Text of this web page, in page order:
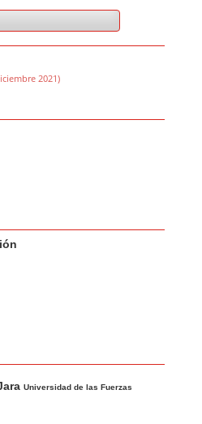
2021)
Universidad de las Fuerzas